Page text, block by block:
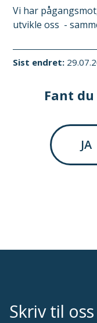
Vi har
utvikle oss -
Sist endret
Fant
JA
Skriv til oss